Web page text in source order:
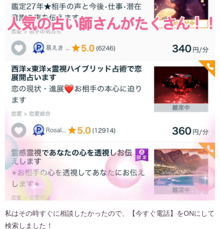
私はその時すぐに相談したかったので、【今すぐ電話】をONにして
検索しました！